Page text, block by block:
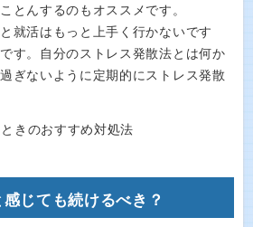
とんするのもオススメです。
就活はもっと上手く行かないです
す。自分のストレス発散法とは何か
ぎないように定期的にストレス発散
感じても続けるべき？